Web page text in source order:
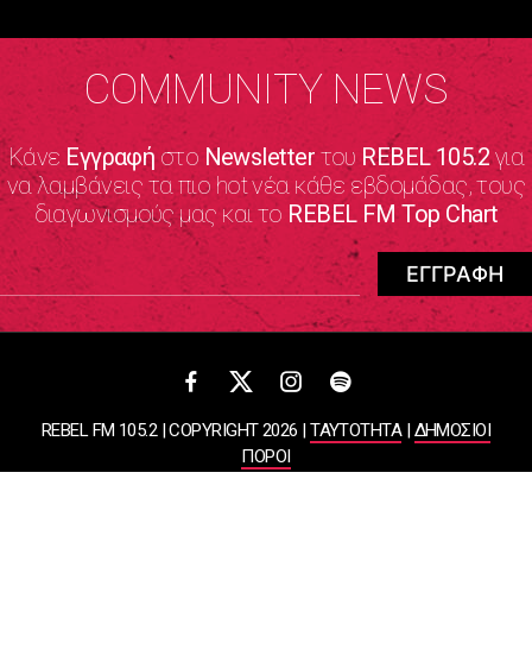
COMMUNITY NEWS
Κάνε Εγγραφήστο NewsletterτουREBEL 105.2για
να λαμβάνεις τα πιο hot νέα κάθε εβδομάδας, τους
διαγωνισμούς μας και το REBEL FM Top Chart
REBEL FM 105.2 | COPYRIGHT 2026 |ΤΑΥΤΟΤΗΤΑ|ΔΗΜΟΣΙΟΙ
ΠΟΡΟΙ